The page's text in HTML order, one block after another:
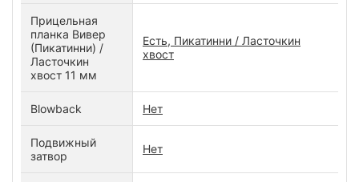
Прицельная
планка Вивер
(Пикатинни) /
Ласточкин
хвост 11 мм
Есть, Пикатинни / Ласточкин
хвост
Blowback Нет
Подвижный
затвор
Нет